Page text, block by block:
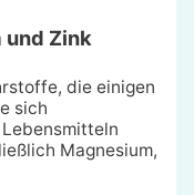
und Zink
die einigen
sich
Magnesium,